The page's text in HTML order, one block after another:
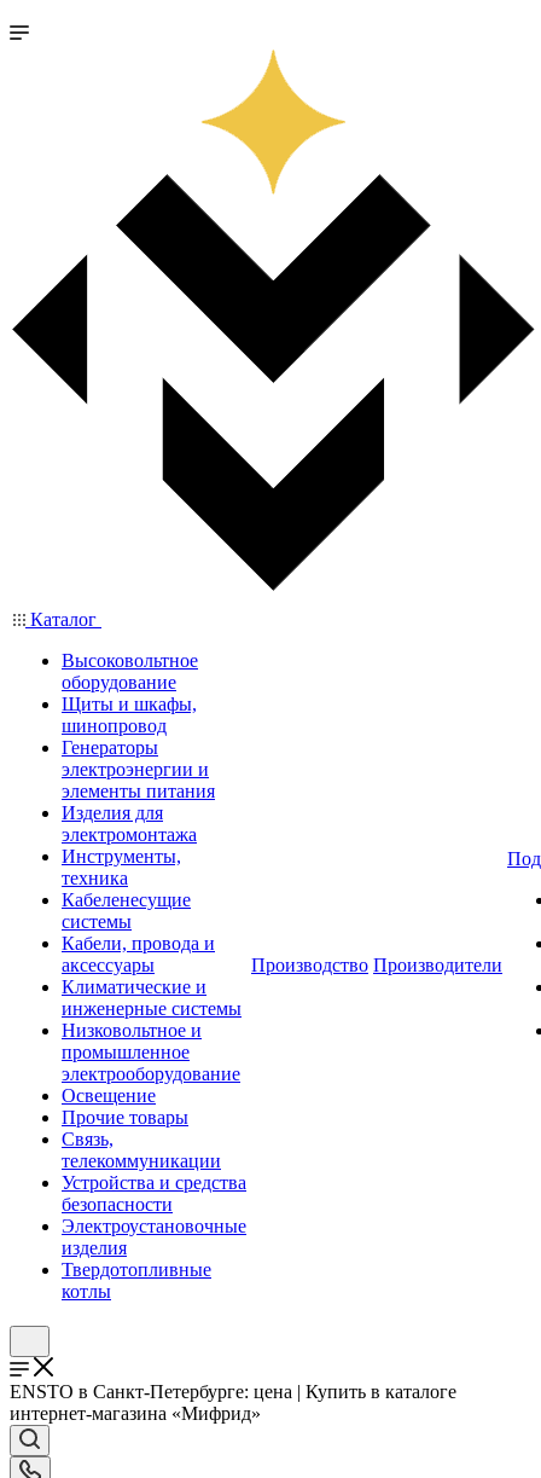
Каталог
Высоковольтное
оборудование
Щиты и шкафы,
шинопровод
Генераторы
электроэнергии и
элементы питания
Изделия для
электромонтажа
Инструменты,
техника
Кабеленесущие
системы
Кабели, провода и
аксессуары
Климатические и
инженерные системы
Низковольтное и
промышленное
электрооборудование
Освещение
Прочие товары
Связь,
телекоммуникации
Устройства и средства
безопасности
Электроустановочные
изделия
Твердотопливные
котлы
Производство Производители
ENSTO в Санкт-Петербурге: цена | Купить в каталоге
интернет-магазина «Мифрид»